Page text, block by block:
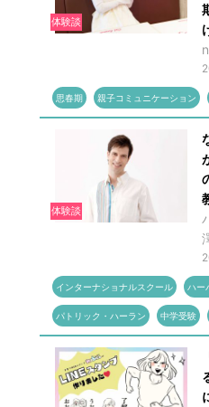
体験談
思春期 親子コミュニケーション
体験談
インターナショナルスクール ハー
パトリック・ハーラン 中学受験